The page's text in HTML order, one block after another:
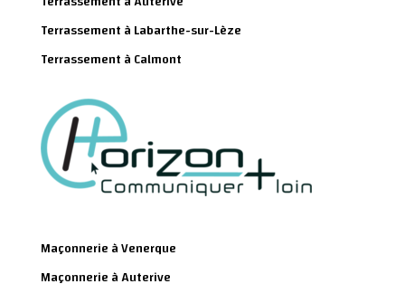
Terrassement à Labarthe-sur-Lèze
Terrassement à Calmont
Maçonnerie à Venerque
Maçonnerie à Auterive